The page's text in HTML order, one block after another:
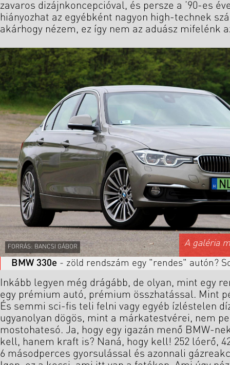
zavaros dizájnkoncepcióval, és persze a ’90-es
hiányozhat az egyébként nagyon high-technek
akárhogy nézem, ez így nem az aduász mifelénk
FORRÁS: BANCSI GÁBOR A galéria
BMW 330e - zöld rendszám egy "rendes" autón?
Inkább legyen még drágább, de olyan, mint egy
egy prémium autó, prémium összhatással. Mint
És semmi sci-fis teli felni vagy egyéb ízléstelen
ugyanolyan dögös, mint a márkatestvérei, nem
mostohatesó. Ja, hogy egy igazán menő BMW-
kell, hanem kraft is? Naná, hogy kell! 252 lóerő,
6 másodperces gyorsulással és azonnali